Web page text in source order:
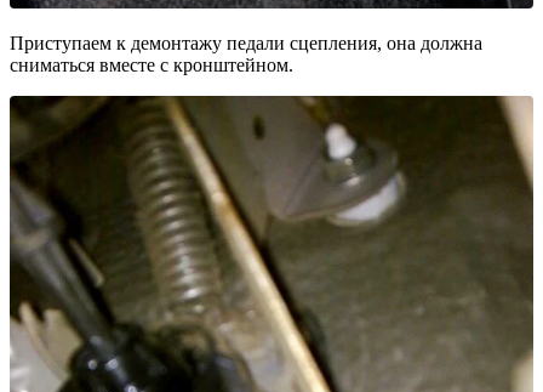
Приступаем к демонтажу педали сцепления, она должна
сниматься вместе с кронштейном.